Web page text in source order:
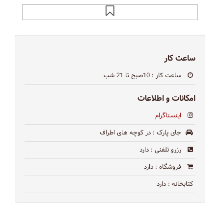
ساعت کار
ساعت کار : 10صبح تا 21 شب
امکانات و اطلاعات
اینستاگرام
جای پارک : در كوچه هاى اطراف
رزرو تلفنی : دارد
فروشگاه : دارد
کتابخانه : دارد